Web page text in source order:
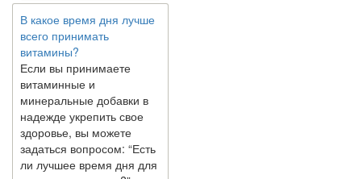
В какое время дня лучше
всего принимать
витамины?
Если вы принимаете
витаминные и
минеральные добавки в
надежде укрепить свое
здоровье, вы можете
задаться вопросом: “Есть
ли лучшее время дня для
приемавитаминов?”